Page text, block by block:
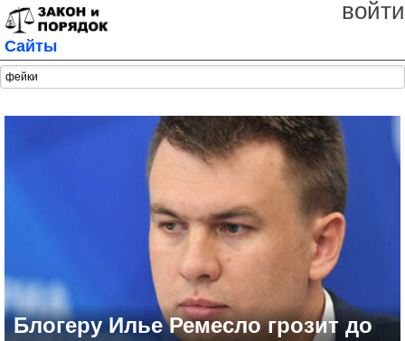
войти
Сайты
Блогеру Илье Ремесло грозит до